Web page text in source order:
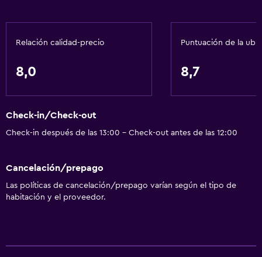
Relación calidad-precio
8,0
Puntuación de la
8,7
Check-in/Check-out
Check-in después de las 13:00 - Check-out antes de las 12:00
Cancelación/prepago
Las políticas de cancelación/prepago varían según el tipo de
habitación y el proveedor.